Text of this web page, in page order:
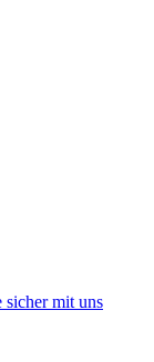
Gewalt
sicher mit uns